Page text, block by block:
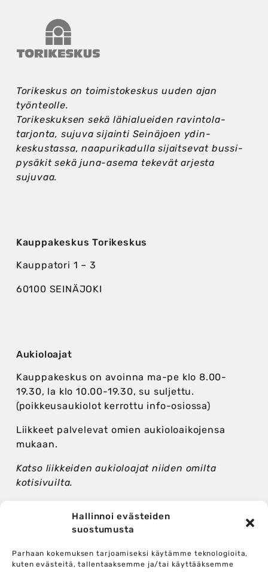
Hallinnoi evästeiden
suostumusta
Parhaan kokemuksen tarjoamiseksi käytämme teknologioita,
kuten evästeitä, tallentaaksemme ja/tai käyttääksemme
Torikeskus
Torikeskus on toimistokeskus uuden ajan
työnteolle.
Torikeskuksen sekä lähi­alueiden ravintola­
tarjonta, sujuva sijainti Seinäjoen ydin­
keskustassa, naapuri­kadulla sijaitsevat bussi­
pysäkit sekä juna-asema tekevät arjesta
sujuvaa.
Kauppakeskus Torikeskus
Kauppatori 1 – 3
60100 SEINÄJOKI
Aukioloajat
Kauppakeskus on avoinna ma-pe klo 8.00-
19.30, la klo 10.00-19.30, su suljettu.
(poikkeusaukiolot kerrottu info-osiossa)
Liikkeet palvelevat omien aukioloaikojensa
mukaan.
Katso liikkeiden aukioloajat niiden omilta
kotisivuilta.
Seuraa somessa